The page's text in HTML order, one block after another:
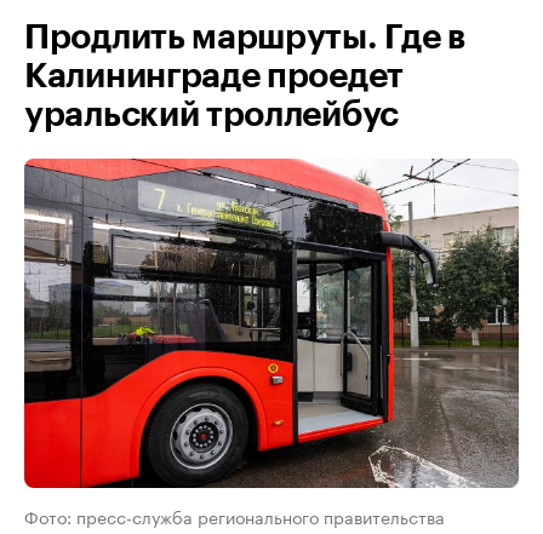
Продлить маршруты. Где в
Калининграде проедет
уральский троллейбус
Фото: пресс-служба регионального правительства